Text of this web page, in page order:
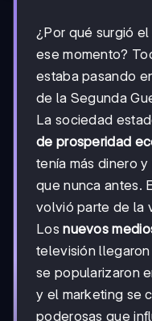
¿Por qué surgió
ese momento?
estaba pasando
de la Segunda
La sociedad
de prosperidad
tenía más dinero
que nunca antes.
volvió parte de la
Losnuevos
televisión
se popularizaron
y el marketing se
poderosas que